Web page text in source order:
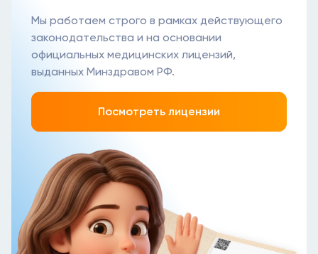
Мы работаем строго в рамках действующего
законодательства и на основании
официальных медицинских лицензий,
выданных Минздравом РФ.
Посмотреть лицензии